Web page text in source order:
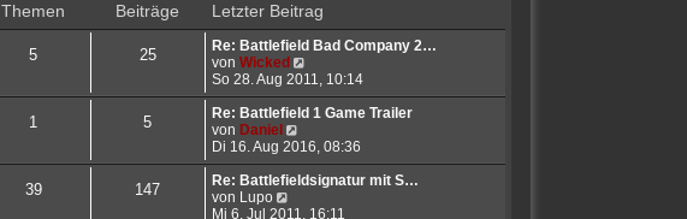
ge
i
t
r
a
g
t
e
r
B
e
i
t
a
g
Themen Beiträge
Letzter Beitrag
5 25
Re: Battlefield Bad Company 2…
von Wicked
e
u
e
t
e
r
e
So 28. Aug 2011, 10:14
1 5
Re: Battlefield 1 Game Trailer
von Daniel
e
u
e
Di 16. Aug 2016, 08:36
39 147
Re: Battlefieldsignatur mit S…
von Lupo
e
Mi 6. Jul 2011, 16:11